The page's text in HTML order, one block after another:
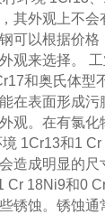
其外观上不会
可以根据价格
观来选择。
和奥氏体型
在表面形成污
观。在有氯化
1Cr13和1
造成明显的尺
Cr 18Ni9和0
锈蚀。锈蚀通